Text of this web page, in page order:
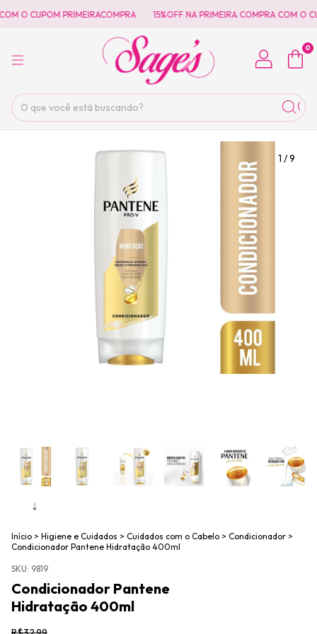
O CUPOM PRIMEIRACOMPRA 15%OFF NA PRIMEIRA COMPRA COM O
0
1 /9
Início > Higiene e Cuidados > Cuidados com o Cabelo > Condicionador >
Condicionador Pantene Hidratação 400ml
SKU: 9819
Condicionador Pantene
Hidratação 400ml